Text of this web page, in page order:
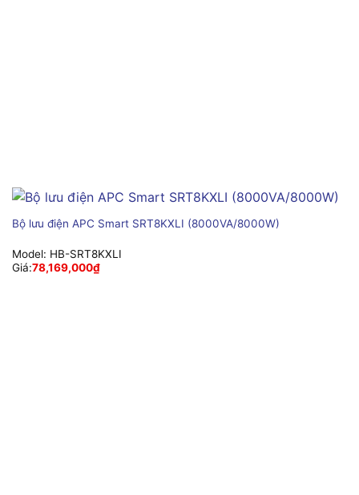
Bộ lưu điện APC Smart SRT8KXLI (8000VA/8000W)
Model: HB-SRT8KXLI
Giá:78,169,000₫